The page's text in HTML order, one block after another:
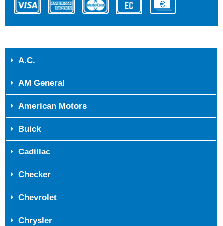
A.C.
AM General
American Motors
Buick
Cadillac
Checker
Chevrolet
Chrysler